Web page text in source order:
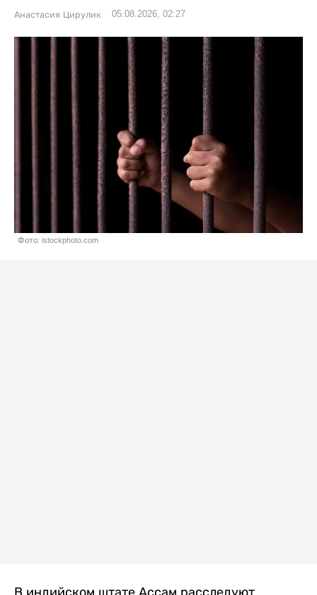
Анастасия Цирулик 05.08.2026, 02:27
Фото: istockphoto.com
В индийском штате Ассам расследуют